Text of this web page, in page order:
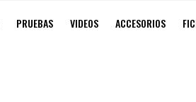
PRUEBAS VIDEOS ACCESORIOS